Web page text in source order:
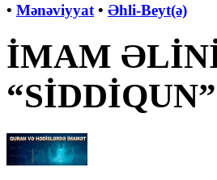
• Mənəviyyat • Əhli-Beyt(ə)
İMAM
“SİDDİQUN”